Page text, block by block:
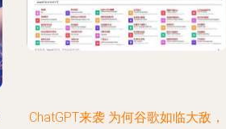
ChatGPT来袭 为何谷歌如临大敌，